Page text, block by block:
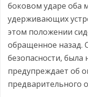
боковом ударе оба
удерживающих
этом положении
обращенное назад.
безопасности,
предупреждает об
предварительного